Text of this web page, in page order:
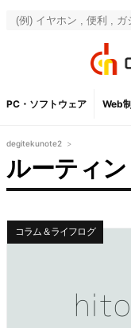
PC・ソフトウェア Web
degitekunote2 >
ルーティン
コラム＆ライフログ